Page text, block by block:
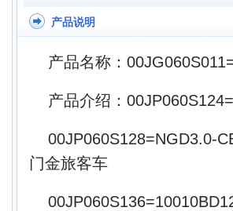
产品说明
产品名称：
产品介绍：
00JP060S128=NGD3.0-
门金旅客车